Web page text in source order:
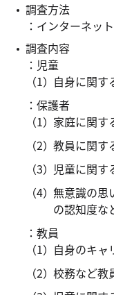
調査方法
：インターネッ
調査内容
：児童
自身に関す
：保護者
家庭に関す
教員に関す
児童に関す
無意識の思
の認知度な
：教員
自身のキャ
校務など教